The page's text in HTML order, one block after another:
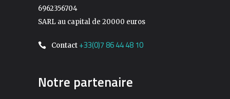
6962356704
SARL au capital de 20000 euros
Contact +33(0)7 86 44 48 10
Notre partenaire